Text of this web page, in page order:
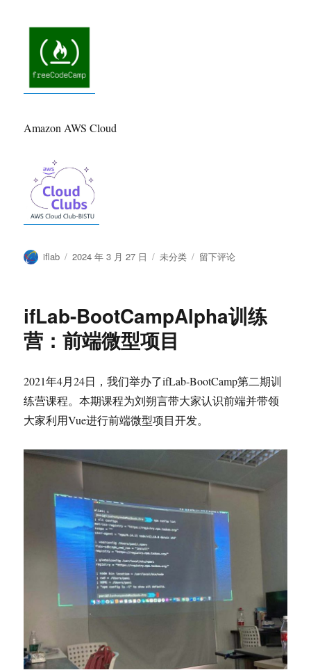
Amazon AWS Cloud
作
iflab
发
2024 年 3 月 27 日
分
未分类
于
社
留下评论
ifLab-BootCampAlpha训练
营：前端微型项目
2021年4月24日，我们举办了ifLab-BootCamp第二期训
练营课程。本期课程为刘朔言带大家认识前端并带领
大家利用Vue进行前端微型项目开发。